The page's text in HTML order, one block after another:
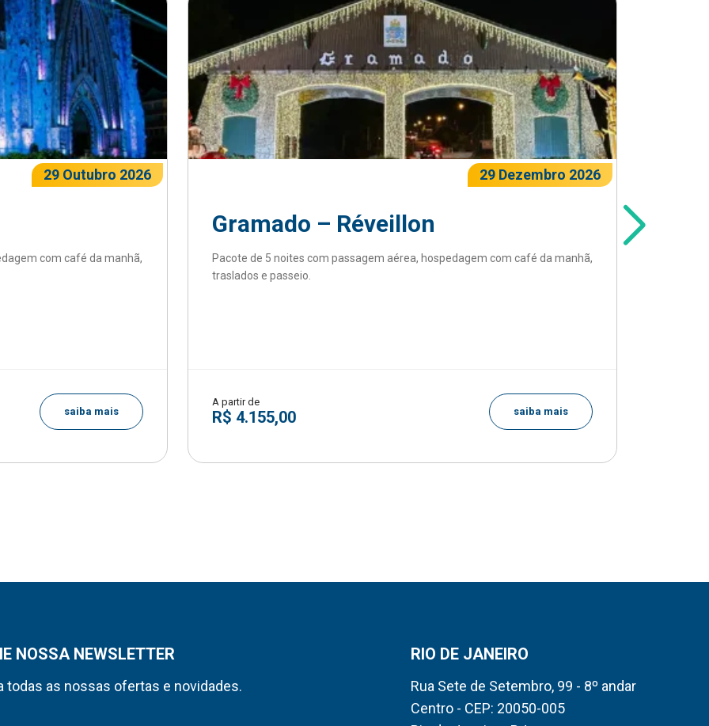
29 Outubro 2026
com café da manhã,
saiba mais
29 Dezembro 2026
Gramado – Réveillon
Pacote de 5 noites com passagem aérea, hospedagem com café da manhã,
traslados e passeio.
A partir de
R$ 4.155,00 saiba mais
NOSSA NEWSLETTER
todas as nossas ofertas e novidades.
RIO DE JANEIRO
Rua Sete de Setembro, 99 - 8º andar
Centro - CEP: 20050-005